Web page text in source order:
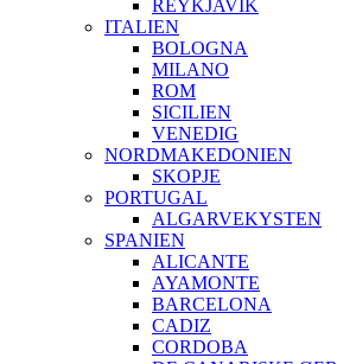
REYKJAVIK
ITALIEN
BOLOGNA
MILANO
ROM
SICILIEN
VENEDIG
NORDMAKEDONIEN
SKOPJE
PORTUGAL
ALGARVEKYSTEN
SPANIEN
ALICANTE
AYAMONTE
BARCELONA
CADIZ
CORDOBA